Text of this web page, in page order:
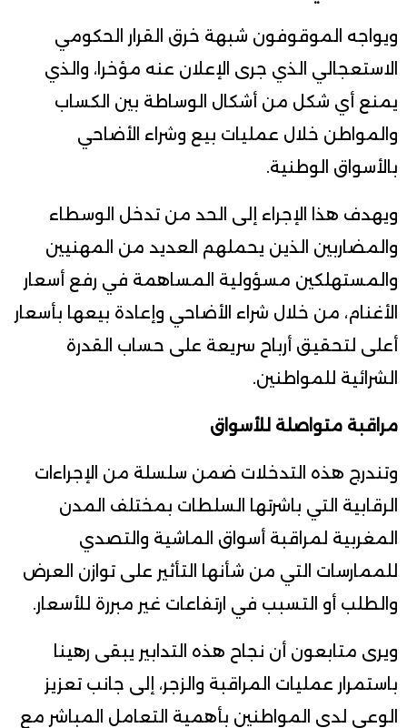
ويواجه الموقوفون شبهة خرق القرار الحكومي
الاستعجالي الذي جرى الإعلان عنه مؤخرا، والذي
يمنع أي شكل من أشكال الوساطة بين الكساب
والمواطن خلال عمليات بيع وشراء الأضاحي
بالأسواق الوطنية.
ويهدف هذا الإجراء إلى الحد من تدخل الوسطاء
والمضاربين الذين يحملهم العديد من المهنيين
والمستهلكين مسؤولية المساهمة في رفع أسعار
الأغنام، من خلال شراء الأضاحي وإعادة بيعها بأسعار
أعلى لتحقيق أرباح سريعة على حساب القدرة
الشرائية للمواطنين.
مراقبة متواصلة للأسواق
وتندرج هذه التدخلات ضمن سلسلة من الإجراءات
الرقابية التي باشرتها السلطات بمختلف المدن
المغربية لمراقبة أسواق الماشية والتصدي
للممارسات التي من شأنها التأثير على توازن العرض
والطلب أو التسبب في ارتفاعات غير مبررة للأسعار.
ويرى متابعون أن نجاح هذه التدابير يبقى رهينا
باستمرار عمليات المراقبة والزجر، إلى جانب تعزيز
الوعي لدى المواطنين بأهمية التعامل المباشر مع